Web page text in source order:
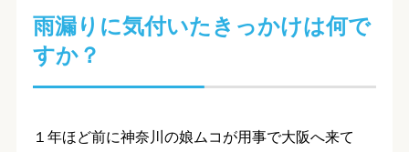
雨漏りに気付いたきっかけは何で
すか？
１年ほど前に神奈川の娘ムコが用事で大阪へ来て